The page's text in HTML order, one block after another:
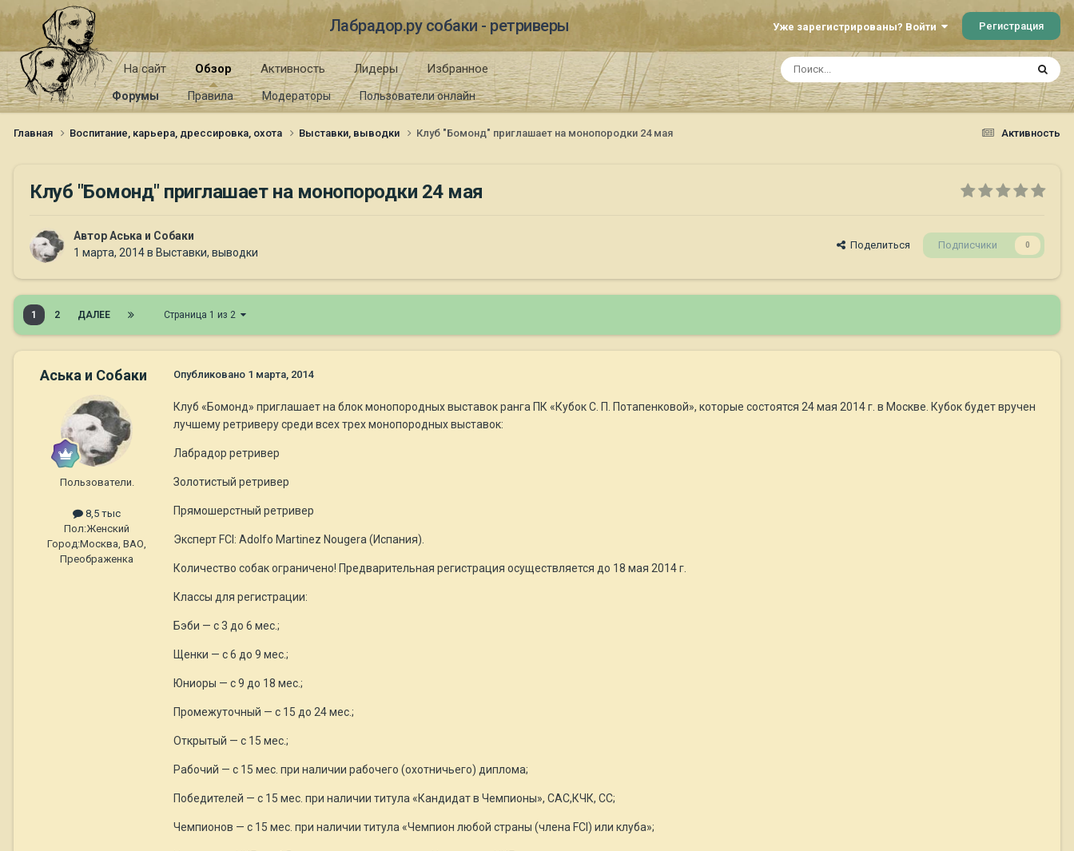
Лабрадор.ру собаки - ретриверы Уже зарегистрированы? Войти Регистрация
На сайт Обзор
Форумы Правила Модераторы Пользователи онлайн
Активность Лидеры Избранное
Активность
Главная Воспитание, карьера, дрессировка, охота Выставки, выводки Клуб "Бомонд" приглашает на монопородки 24 мая
Клуб "Бомонд" приглашает на монопородки 24 мая
АвторАська и Собаки
1 марта, 2014в Выставки, выводки
Поделиться Подписчики 0
1 2 ДАЛЕЕ Страница 1 из 2
Аська и Собаки
Пользователи.
8,5 тыс
Пол:Женский
Город:Москва, ВАО,
Преображенка
Опубликовано 1 марта, 2014
Клуб «Бомонд» приглашает на блок монопородных выставок ранга ПК «Кубок С. П. Потапенковой», которые состоятся 24 мая 2014 г. в Москве. Кубок будет вручен
лучшему ретриверу среди всех трех монопородных выставок:
Лабрадор ретривер
Золотистый ретривер
Прямошерстный ретривер
Эксперт FCI: Adolfo Martinez Nougera (Испания).
Количество собак ограничено! Предварительная регистрация осуществляется до 18 мая 2014 г.
Классы для регистрации:
Бэби — с 3 до 6 мес.;
Щенки — с 6 до 9 мес.;
Юниоры — с 9 до 18 мес.;
Промежуточный — с 15 до 24 мес.;
Открытый — с 15 мес.;
Рабочий — с 15 мес. при наличии рабочего (охотничьего) диплома;
Победителей — с 15 мес. при наличии титула «Кандидат в Чемпионы», САС,КЧК, СС;
Чемпионов — с 15 мес. при наличии титула «Чемпион любой страны (члена FCI) или клуба»;